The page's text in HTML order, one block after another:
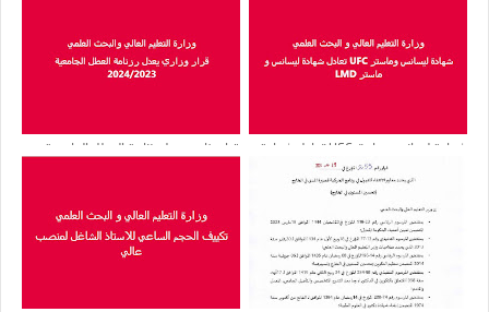
شهادة ليسانس وماستر UFC تعادل شهادة
ليسانس و ماستر LMD
قرار وزاري يعدل رزنامة العطل الجامعية